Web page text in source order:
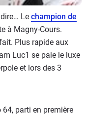
Le champion de
à Magny-Cours.
Plus rapide aux
Luc1 se paie le luxe
et lors des 3
parti en première